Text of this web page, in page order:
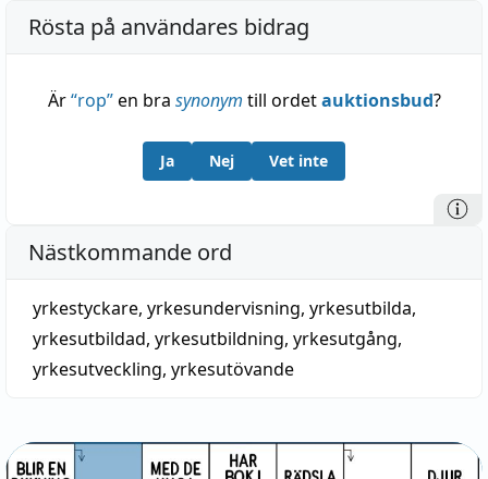
Rösta på användares bidrag
Är“rop”en bra synonym till ordetauktionsbud?
Ja Nej Vet inte
Nästkommande ord
yrkestyckare, yrkesundervisning, yrkesutbilda,
yrkesutbildad, yrkesutbildning, yrkesutgång,
yrkesutveckling, yrkesutövande